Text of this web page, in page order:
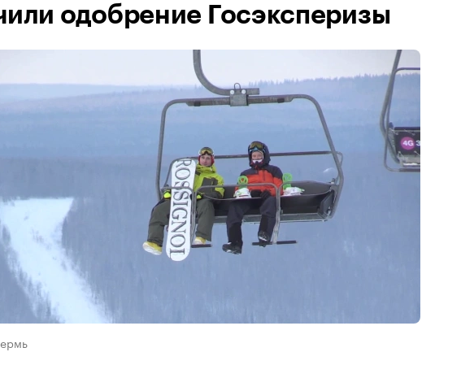
одобрение Госэксперизы